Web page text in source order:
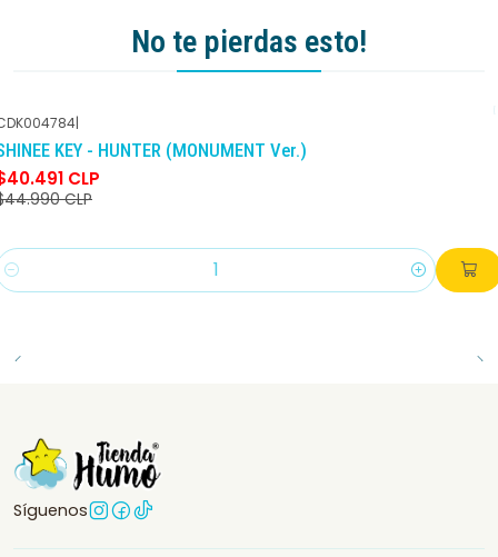
No te pierdas esto!
-10% DCTO
|
KEY - HUNTER (MONUMENT Ver.)
CLP
CLP
Síguenos